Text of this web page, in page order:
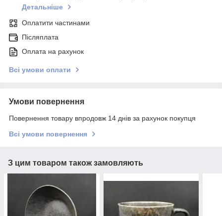
Детальніше
Оплатити частинами
Післяплата
Оплата на рахунок
Всі умови оплати
Умови повернення
Повернення товару впродовж 14 днів за рахунок покупця
Всі умови повернення
З цим товаром також замовляють